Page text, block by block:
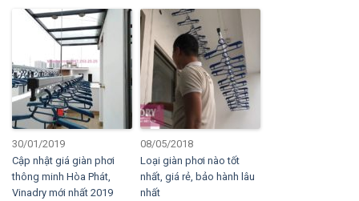
30/01/2019
Cập nhật giá giàn phơi
thông minh Hòa Phát,
Vinadry mới nhất 2019
08/05/2018
Loại giàn phơi nào tốt
nhất, giá rẻ, bảo hành lâu
nhất